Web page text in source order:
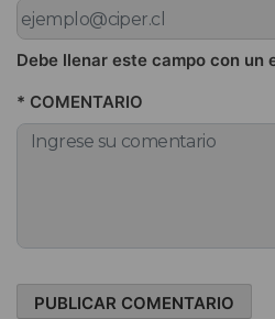
Debe llenar este campo con un
* COMENTARIO